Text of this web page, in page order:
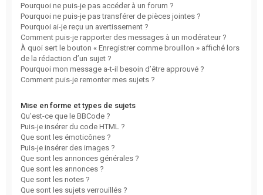
Pourquoi ne puis-je pas accéder à un forum ?
Pourquoi ne puis-je pas transférer de pièces jointes ?
Pourquoi ai-je reçu un avertissement ?
Comment puis-je rapporter des messages à un modérateur ?
À quoi sert le bouton « Enregistrer comme brouillon » affiché lors
de la rédaction d’un sujet ?
Pourquoi mon message a-t-il besoin d’être approuvé ?
Comment puis-je remonter mes sujets ?
Mise en forme et types de sujets
Qu’est-ce que le BBCode ?
Puis-je insérer du code HTML ?
Que sont les émoticônes ?
Puis-je insérer des images ?
Que sont les annonces générales ?
Que sont les annonces ?
Que sont les notes ?
Que sont les sujets verrouillés ?